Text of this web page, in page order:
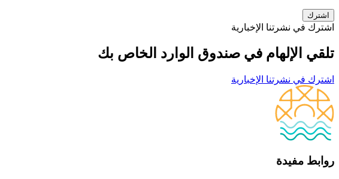
اشترك في نشرتنا الإخبارية
تلقي الإلهام في صندوق الوارد الخاص بك
اشترك في نشرتنا الإخبارية
روابط مفيدة